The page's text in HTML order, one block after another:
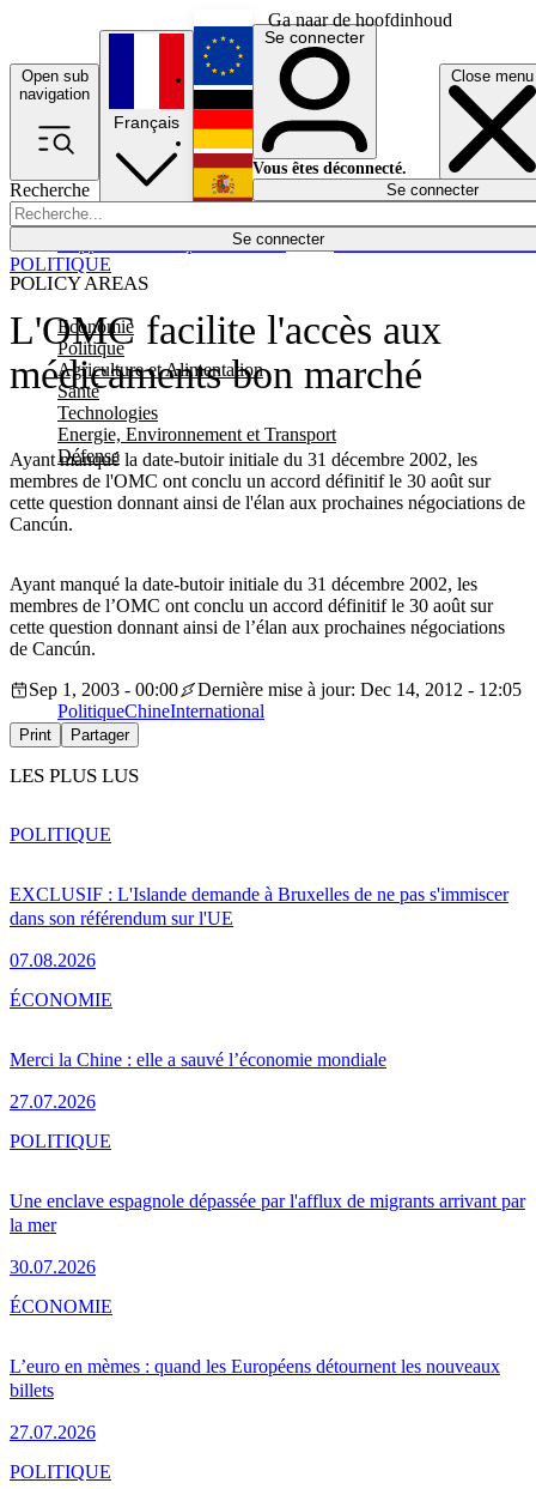
Ga naar de hoofdinhoud
Open sub
navigation
Close menu
Recherche
Se connecter
POLICY AREAS
Economie
Politique
Agriculture et Alimentation
Santé
Technologies
Energie, Environnement et Transport
Défense
Économie
Français
English
Deutsch
Español
Se connecter
Vous êtes déconnecté.
Se connecter
L'OMC facilite l'accès aux
médicaments bon marché
Ayant manqué la date-butoir initiale du 31 décembre 2002, les
membres de l'OMC ont conclu un accord définitif le 30 août sur
cette question donnant ainsi de l'élan aux prochaines négociations de
Cancún.
POLITIQUE
Ayant manqué la date-butoir initiale du 31 décembre 2002, les
membres de l’OMC ont conclu un accord définitif le 30 août sur
cette question donnant ainsi de l’élan aux prochaines négociations
de Cancún.
Sep 1, 2003 - 00:00
Dernière mise à jour: Dec 14, 2012 - 12:05
PolitiqueChineInternational
Print Partager
LES PLUS LUS
EXCLUSIF : L'Islande demande à Bruxelles de ne pas s'immiscer
dans son référendum sur l'UE
07.08.2026
POLITIQUE
Merci la Chine : elle a sauvé l’économie mondiale
27.07.2026
ÉCONOMIE
Une enclave espagnole dépassée par l'afflux de migrants arrivant par
la mer
30.07.2026
POLITIQUE
L’euro en mèmes : quand les Européens détournent les nouveaux
billets
27.07.2026
ÉCONOMIE
POLITIQUE